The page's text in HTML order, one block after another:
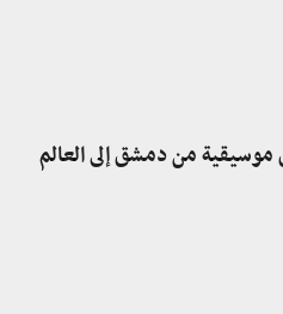
من دمشق إلى العالم